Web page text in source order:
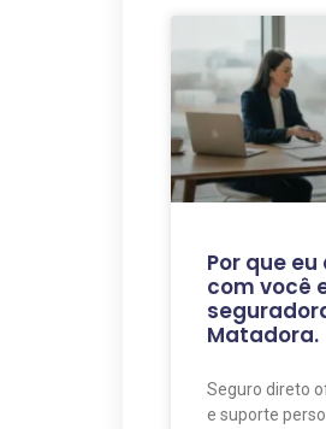
Por que
com você
Matadora.
Seguro direto
e suporte